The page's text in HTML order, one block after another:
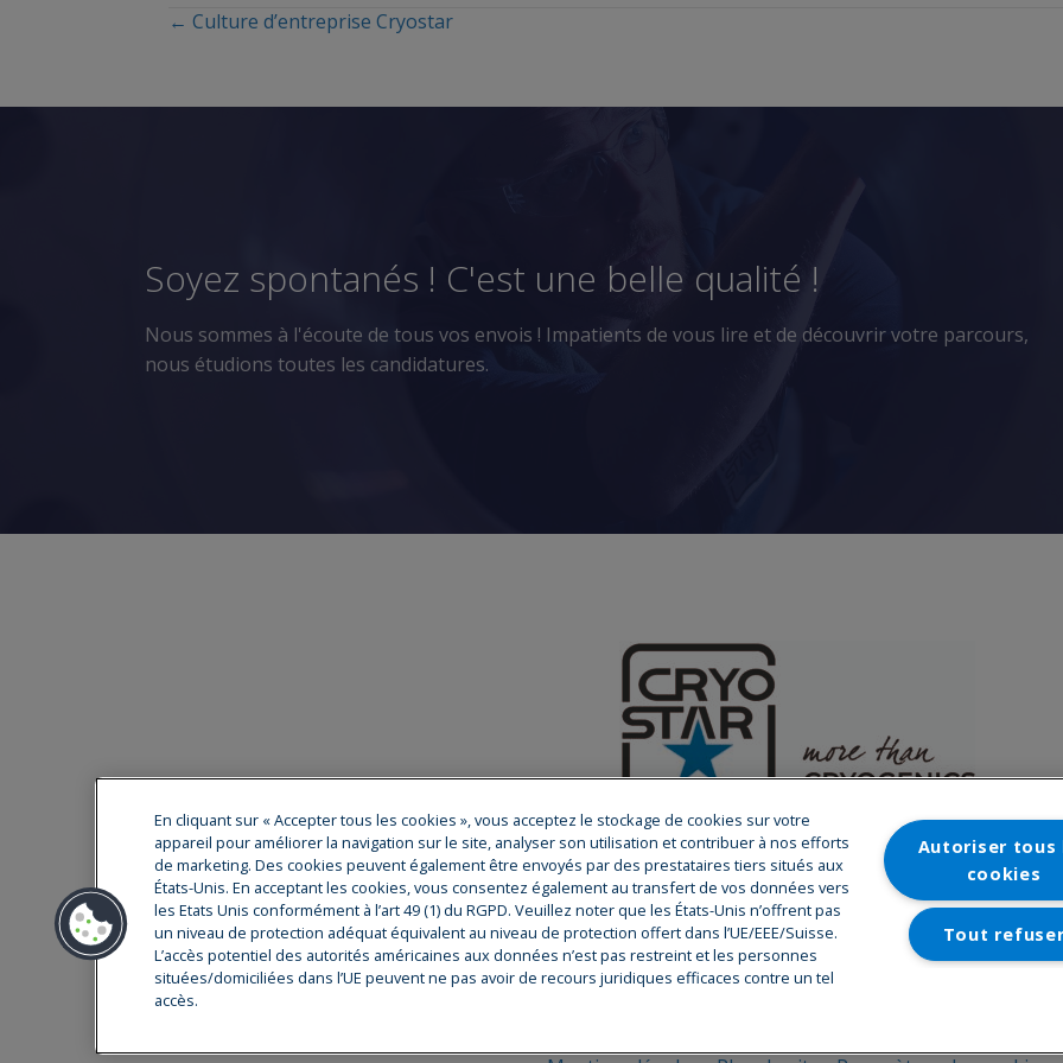
Posts
navigation
← Culture d’entreprise Cryostar
Soyez spontanés ! C'est une belle qualité !
Nous sommes à l'écoute de tous vos envois ! Impatients de vous lire et de découvrir votre parcours,
nous étudions toutes les candidatures.
A propos de cryostar
Cryostar est le leader mondial dans la fourniture d’équipements cryogéniques de haute technologie.
auprès des plus grandes sociétés gazières et des distributeurs de gaz, nous bénéficions d’une
réseau de service après-vente. Notre centre décisionnel et de recherche, avec près de 1 000
(Cryostar SAS, 2 rue de l’industrie, BP 48, 68220 Hésingue
ALLER SUR CRYOSTAR.COM
En cliquant sur « Accepter tous les cookies », vous acceptez le stockage de cookies sur votre
appareil pour améliorer la navigation sur le site, analyser son utilisation et contribuer à nos efforts
de marketing. Des cookies peuvent également être envoyés par des prestataires tiers situés aux
États-Unis. En acceptant les cookies, vous consentez également au transfert de vos données vers
les Etats Unis conformément à l’art 49 (1) du RGPD. Veuillez noter que les États-Unis n’offrent pas
un niveau de protection adéquat équivalent au niveau de protection offert dans l’UE/EEE/Suisse.
L’accès potentiel des autorités américaines aux données n’est pas restreint et les personnes
situées/domiciliées dans l’UE peuvent ne pas avoir de recours juridiques efficaces contre un tel
accès.
Autoriser tous
cookies
Tout